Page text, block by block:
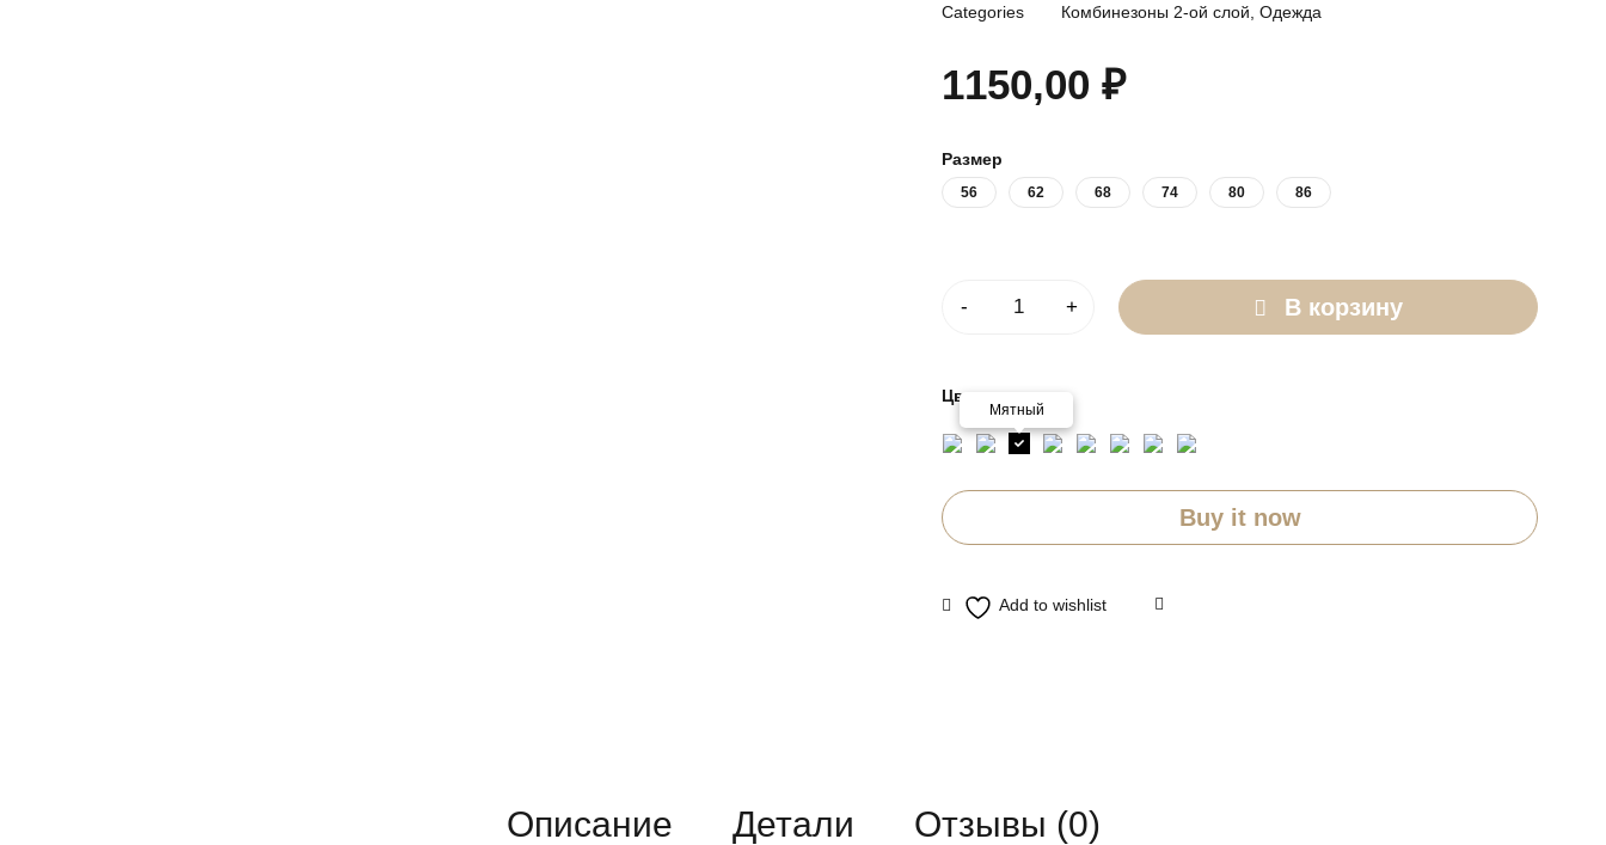
Categories
Комбинезоны 2-ой слой ,Одежда
1150,00₽
Размер
56 62 68 74 80 86
В корзину
Цвет
Мятный
Buy it now
Описание Детали Отзывы (0)